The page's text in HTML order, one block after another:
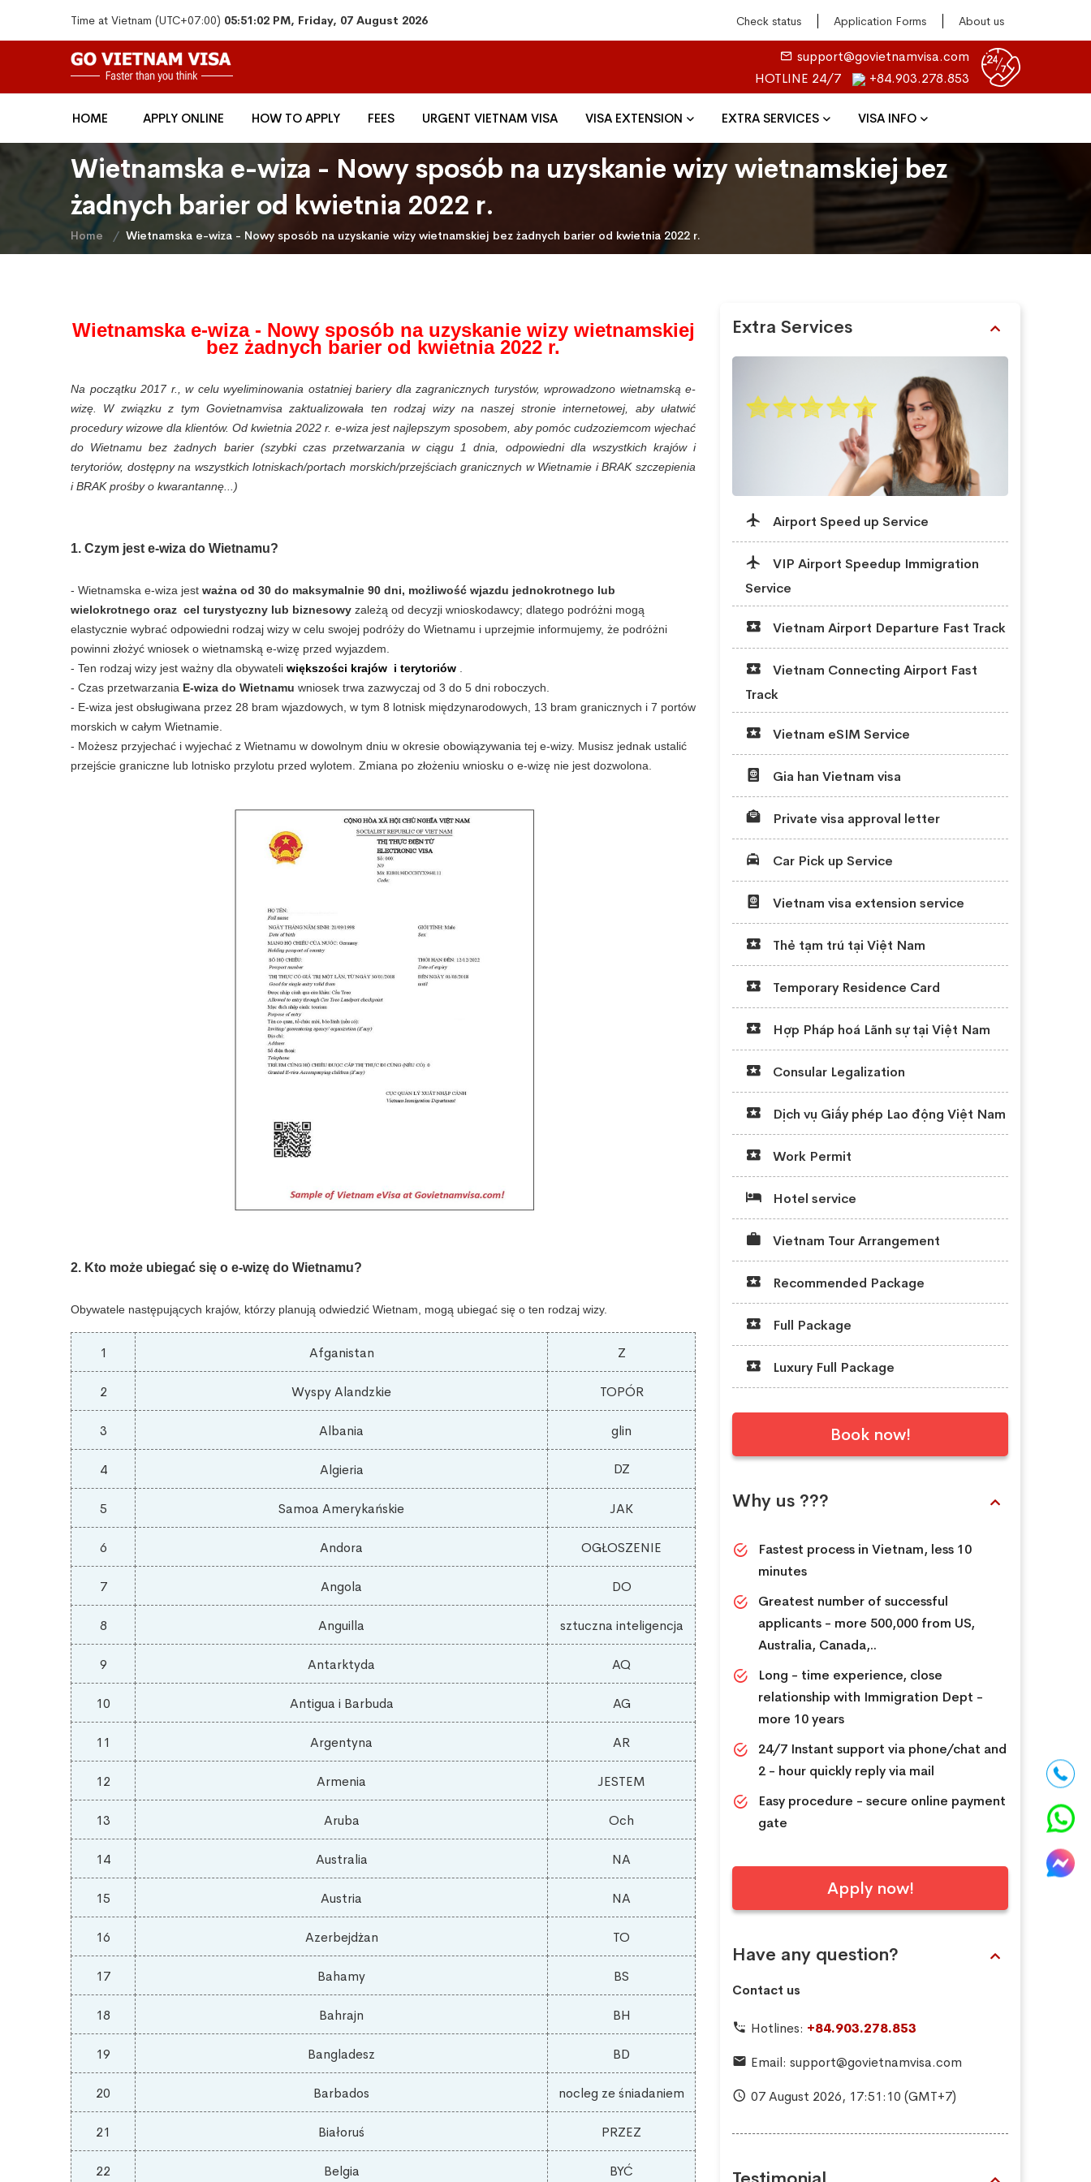
Time at Vietnam (UTC+07:00) 05:51:02 PM, Friday, 07 August 2026 Check status Application Forms About us
support@govietnamvisa.com
HOTLINE 24/7
+84.903.278.853
HOME APPLY ONLINE HOW TO APPLY FEES URGENT VIETNAM VISA VISA EXTENSION EXTRA SERVICES VISA INFO
Wietnamska e-wiza - Nowy sposób na uzyskanie wizy wietnamskiej bez
żadnych barier od kwietnia 2022 r.
Home Wietnamska e-wiza - Nowy sposób na uzyskanie wizy wietnamskiej bez żadnych barier od kwietnia 2022 r.
Wietnamska e-wiza - Nowy sposób na uzyskanie wizy wietnamskiej
bez żadnych barier od kwietnia 2022 r.
Na początku 2017 r., w celu wyeliminowania ostatniej bariery dla zagranicznych turystów, wprowadzono wietnamską e-
wizę. W związku z tym Govietnamvisa zaktualizowała ten rodzaj wizy na naszej stronie internetowej, aby ułatwić
procedury wizowe dla klientów. Od kwietnia 2022 r. e-wiza jest najlepszym sposobem, aby pomóc cudzoziemcom wjechać
do Wietnamu bez żadnych barier (szybki czas przetwarzania w ciągu 1 dnia, odpowiedni dla wszystkich krajów i
terytoriów, dostępny na wszystkich lotniskach/portach morskich/przejściach granicznych w Wietnamie i BRAK szczepienia
i BRAK prośby o kwarantannę...)
1. Czym jest e-wiza do Wietnamu?
- Wietnamska e-wiza jest ważna od 30 do maksymalnie 90 dni, możliwość wjazdu jednokrotnego lub
wielokrotnego oraz cel turystyczny lub biznesowy zależą od decyzji wnioskodawcy; dlatego podróżni mogą
elastycznie wybrać odpowiedni rodzaj wizy w celu swojej podróży do Wietnamu i uprzejmie informujemy, że podróżni
powinni złożyć wniosek o wietnamską e-wizę przed wyjazdem.
- Ten rodzaj wizy jest ważny dla obywateli większości krajów i terytoriów .
- Czas przetwarzania E-wiza do Wietnamu wniosek trwa zazwyczaj od 3 do 5 dni roboczych.
- E-wiza jest obsługiwana przez 28 bram wjazdowych, w tym 8 lotnisk międzynarodowych, 13 bram granicznych i 7 portów
morskich w całym Wietnamie.
- Możesz przyjechać i wyjechać z Wietnamu w dowolnym dniu w okresie obowiązywania tej e-wizy. Musisz jednak ustalić
przejście graniczne lub lotnisko przylotu przed wylotem. Zmiana po złożeniu wniosku o e-wizę nie jest dozwolona.
2. Kto może ubiegać się o e-wizę do Wietnamu?
Obywatele następujących krajów, którzy planują odwiedzić Wietnam, mogą ubiegać się o ten rodzaj wizy.
1 Afganistan Z
2 Wyspy Alandzkie TOPÓR
3 Albania glin
4 Algieria DZ
5 Samoa Amerykańskie JAK
6 Andora OGŁOSZENIE
7 Angola DO
8 Anguilla sztuczna inteligencja
9 Antarktyda AQ
10 Antigua i Barbuda AG
11 Argentyna AR
12 Armenia JESTEM
13 Aruba Och
14 Australia NA
15 Austria NA
16 Azerbejdżan TO
17 Bahamy BS
18 Bahrajn BH
19 Bangladesz BD
20 Barbados nocleg ze śniadaniem
21 Białoruś PRZEZ
22 Belgia BYĆ
Extra Services
Airport Speed up Service
VIP Airport Speedup Immigration
Service
Vietnam Airport Departure Fast Track
Vietnam Connecting Airport Fast
Track
Vietnam eSIM Service
Gia han Vietnam visa
Private visa approval letter
Car Pick up Service
Vietnam visa extension service
Thẻ tạm trú tại Việt Nam
Temporary Residence Card
Hợp Pháp hoá Lãnh sự tại Việt Nam
Consular Legalization
Dịch vụ Giấy phép Lao động Việt Nam
Work Permit
Hotel service
Vietnam Tour Arrangement
Recommended Package
Full Package
Luxury Full Package
Book now!
Why us ???
Fastest process in Vietnam, less 10
minutes
Greatest number of successful
applicants - more 500,000 from US,
Australia, Canada,..
Long - time experience, close
relationship with Immigration Dept -
more 10 years
24/7 Instant support via phone/chat and
2 - hour quickly reply via mail
Easy procedure - secure online payment
gate
Apply now!
Have any question?
Contact us
Hotlines: +84.903.278.853
Email: support@govietnamvisa.com
07 August 2026, 17:51:11 (GMT+7)